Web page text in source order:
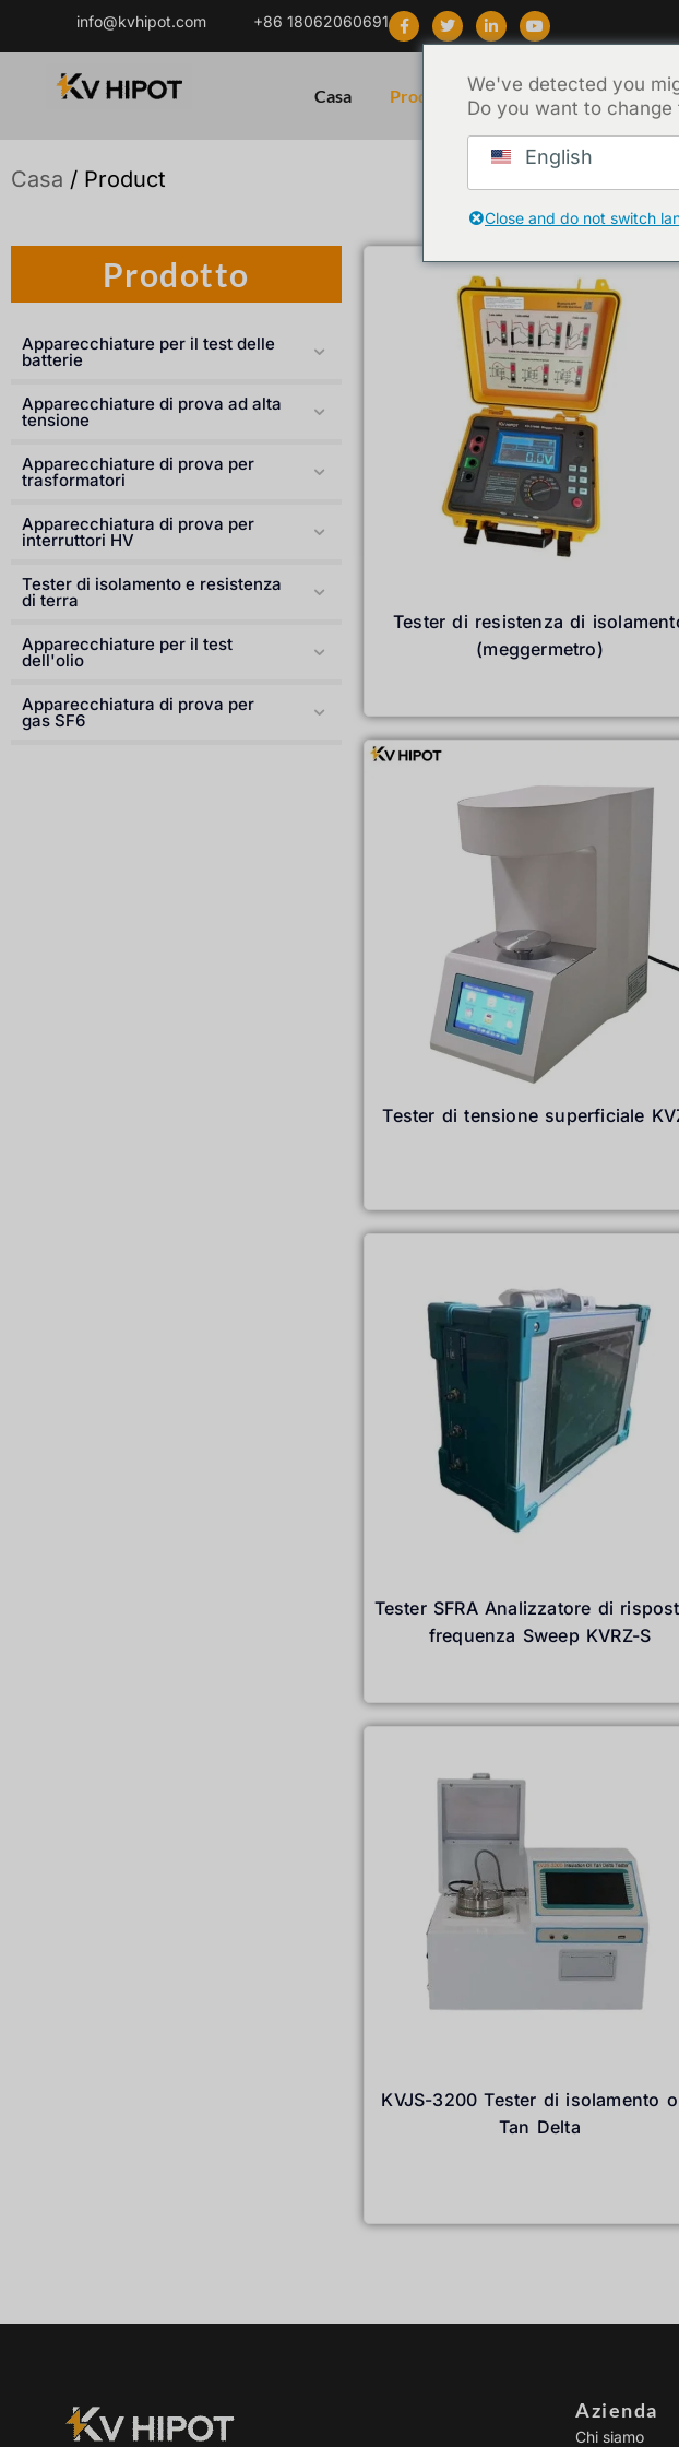
info@kvhipot.com +86 18062060691
Casa Prodotto Supporto
Casa / Product
Prodotto
Apparecchiature per il test delle
batterie
Apparecchiature di prova ad alta
tensione
Apparecchiature di prova per
trasformatori
Apparecchiatura di prova per
interruttori HV
Tester di isolamento e resistenza
di terra
Apparecchiature per il test
dell'olio
Apparecchiatura di prova per
gas SF6
Tester di resistenza di
(meggermetro)
Tester di tensione superficiale
Tester SFRA Analizzatore di
frequenza Sweep KVRZ-S
KVJS-3200 Tester di isolamento
Tan Delta
Azienda
Chi siamo
We've detected you
Do you want to change
English
Close and do not switch